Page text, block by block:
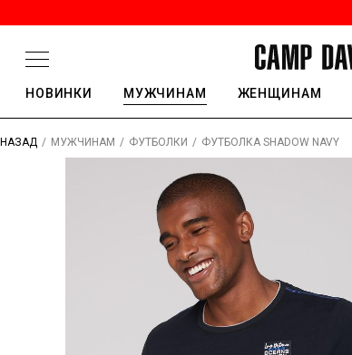
НОВИНКИ МУЖЧИНАМ ЖЕНЩИНАМ
НАЗАД / МУЖЧИНАМ / ФУТБОЛКИ / ФУТБОЛКА SHADOW NAVY